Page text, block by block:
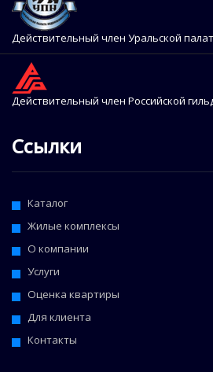
Действительный член Уральской
Действительный член Российской
Ссылки
Каталог
Жилые комплексы
О компании
Услуги
Оценка квартиры
Для клиента
Контакты